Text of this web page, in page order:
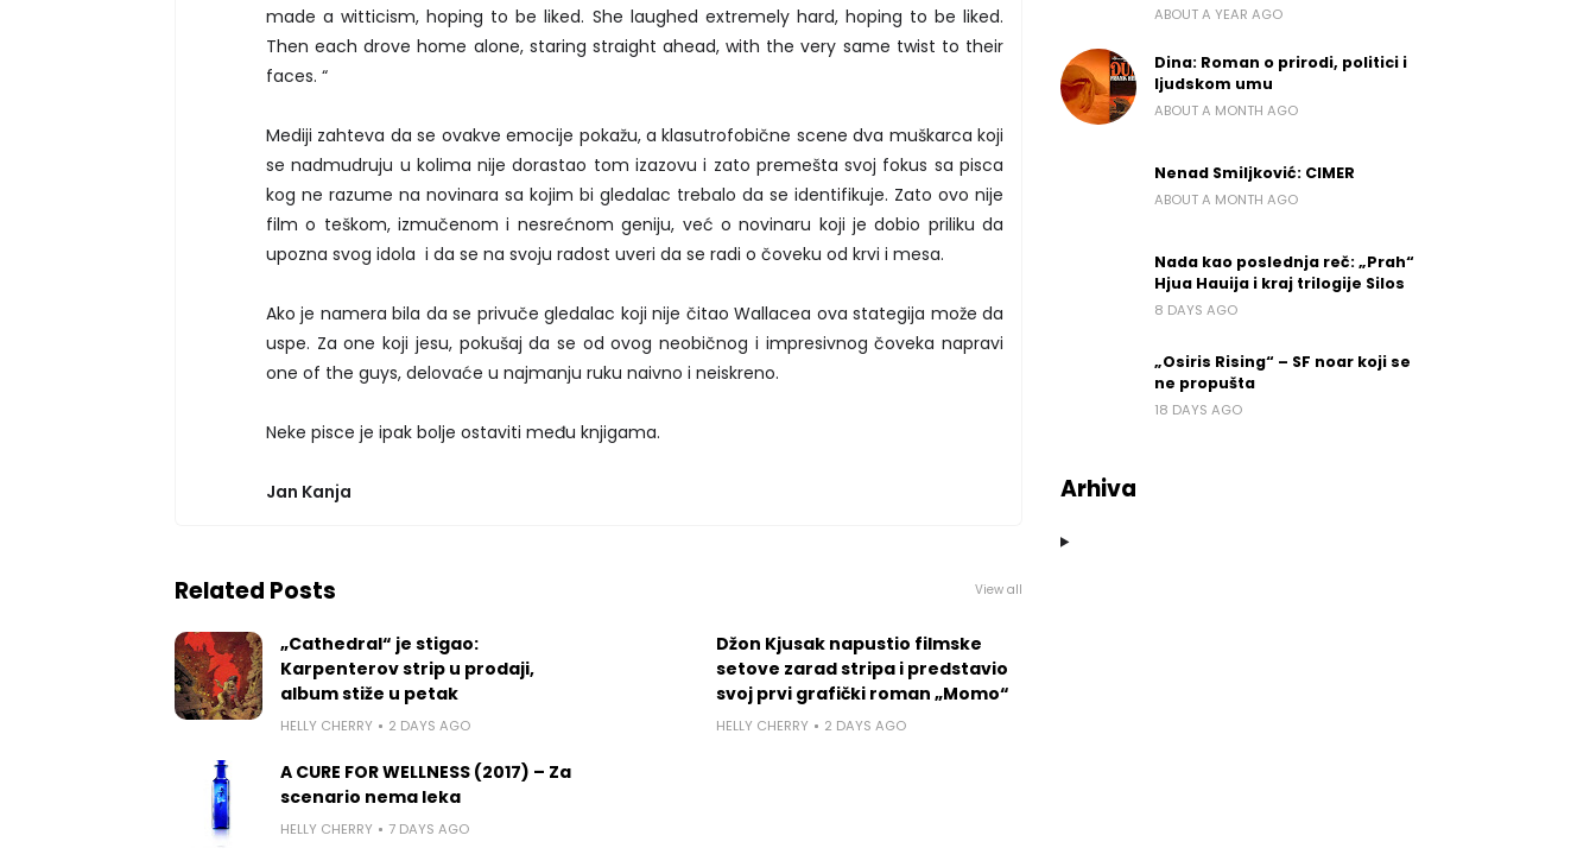
made a witticism, hoping to be liked. She laughed extremely hard, hoping to be liked.
Then each drove home alone, staring straight ahead, with the very same twist to their
faces. “
Mediji zahteva da se ovakve emocije pokažu, a klasutrofobične scene dva muškarca koji
se nadmudruju u kolima nije dorastao tom izazovu i zato premešta svoj fokus sa pisca
kog ne razume na novinara sa kojim bi gledalac trebalo da se identifikuje. Zato ovo nije
film o teškom, izmučenom i nesrećnom geniju, već o novinaru koji je dobio priliku da
upozna svog idola i da se na svoju radost uveri da se radi o čoveku od krvi i mesa.
Ako je namera bila da se privuče gledalac koji nije čitao Wallacea ova stategija može da
uspe. Za one koji jesu, pokušaj da se od ovog neobičnog i impresivnog čoveka napravi
one of the guys, delovaće u najmanju ruku naivno i neiskreno.
Neke pisce je ipak bolje ostaviti među knjigama.
Jan Kanja
Related Posts View all
„Cathedral“ je stigao:
Karpenterov strip u prodaji,
album stiže u petak
HELLY CHERRY 2 DAYS AGO
Džon Kjusak napustio filmske
setove zarad stripa i predstavio
svoj prvi grafički roman „Momo“
HELLY CHERRY 2 DAYS AGO
A CURE FOR WELLNESS (2017) – Za
scenario nema leka
HELLY CHERRY 7 DAYS AGO
ABOUT A YEAR AGO
Dina: Roman o prirodi, politici i
ljudskom umu
ABOUT A MONTH AGO
Nenad Smiljković: CIMER
ABOUT A MONTH AGO
Nada kao poslednja reč: „Prah“
Hjua Hauija i kraj trilogije Silos
8 DAYS AGO
„Osiris Rising“ – SF noar koji se
ne propušta
18 DAYS AGO
Arhiva